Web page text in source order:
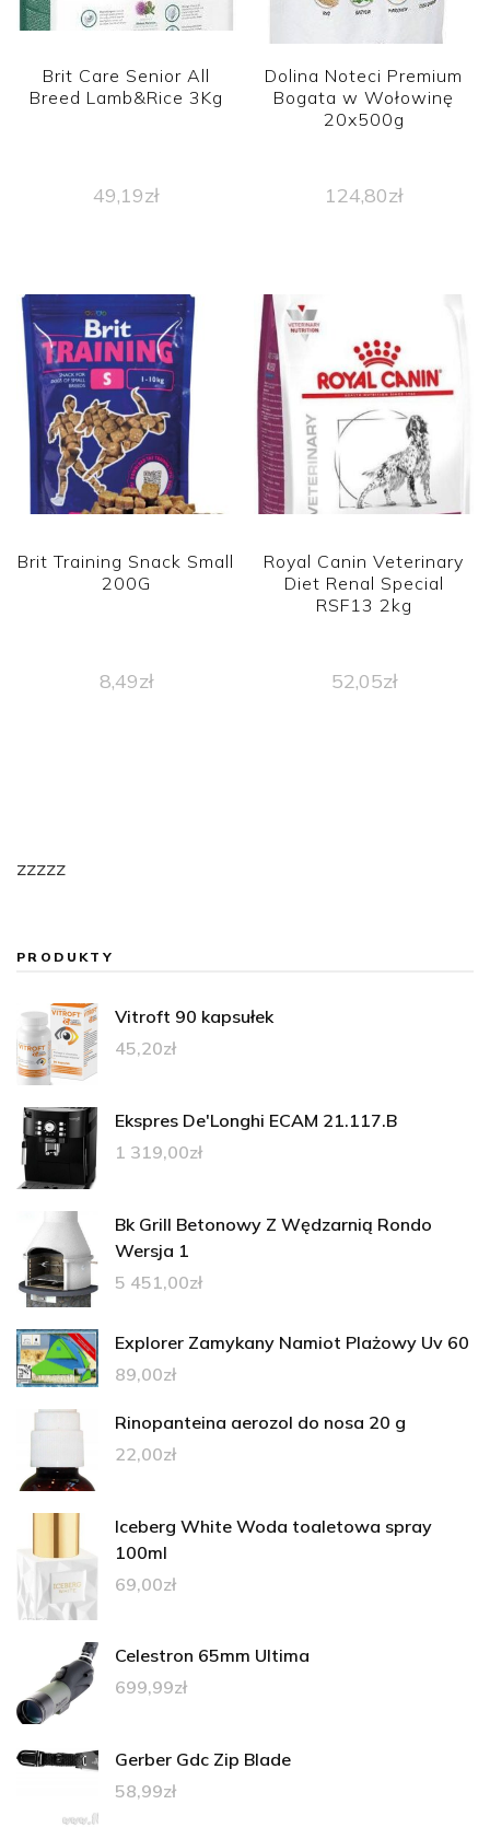
Brit Care Senior All
Breed Lamb&Rice 3Kg
49,19zł
Dolina Noteci Premium
Bogata w Wołowinę
20x500g
124,80zł
Brit Training Snack Small
200G
8,49zł
Royal Canin Veterinary
Diet Renal Special
RSF13 2kg
52,05zł
zzzzz
PRODUKTY
Vitroft 90 kapsułek
45,20zł
Ekspres De'Longhi ECAM 21.117.B
1 319,00zł
Bk Grill Betonowy Z Wędzarnią Rondo
Wersja 1
5 451,00zł
Explorer Zamykany Namiot Plażowy Uv 60
89,00zł
Rinopanteina aerozol do nosa 20 g
22,00zł
Iceberg White Woda toaletowa spray
100ml
69,00zł
Celestron 65mm Ultima
699,99zł
Gerber Gdc Zip Blade
58,99zł